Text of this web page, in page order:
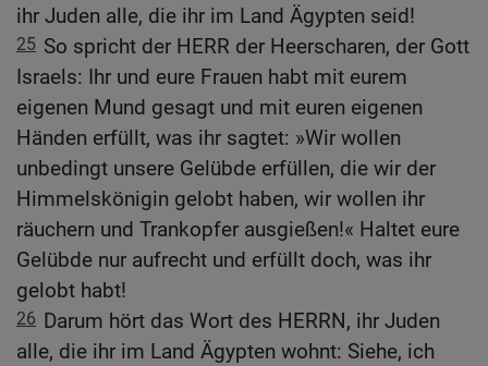
ihr Juden alle, die ihr im Land Ägypten seid!
25 So spricht der HERR der Heerscharen, der Gott
Israels: Ihr und eure Frauen habt mit eurem
eigenen Mund gesagt und mit euren eigenen
Händen erfüllt, was ihr sagtet: »Wir wollen
unbedingt unsere Gelübde erfüllen, die wir der
Himmelskönigin gelobt haben, wir wollen ihr
räuchern und Trankopfer ausgießen!« Haltet eure
Gelübde nur aufrecht und erfüllt doch, was ihr
gelobt habt!
26 Darum hört das Wort des HERRN, ihr Juden
alle, die ihr im Land Ägypten wohnt: Siehe, ich